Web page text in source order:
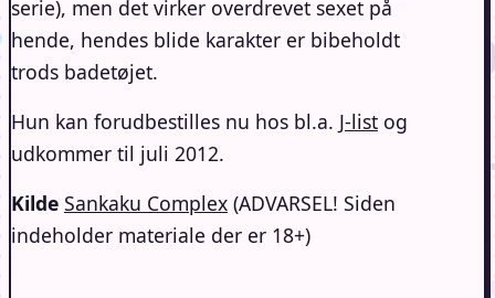
serie), men det virker overdrevet sexet på
hende, hendes blide karakter er bibeholdt
trods badetøjet.
Hun kan forudbestilles nu hos bl.a. J-list og
udkommer til juli 2012.
Kilde Sankaku Complex (ADVARSEL! Siden
indeholder materiale der er 18+)